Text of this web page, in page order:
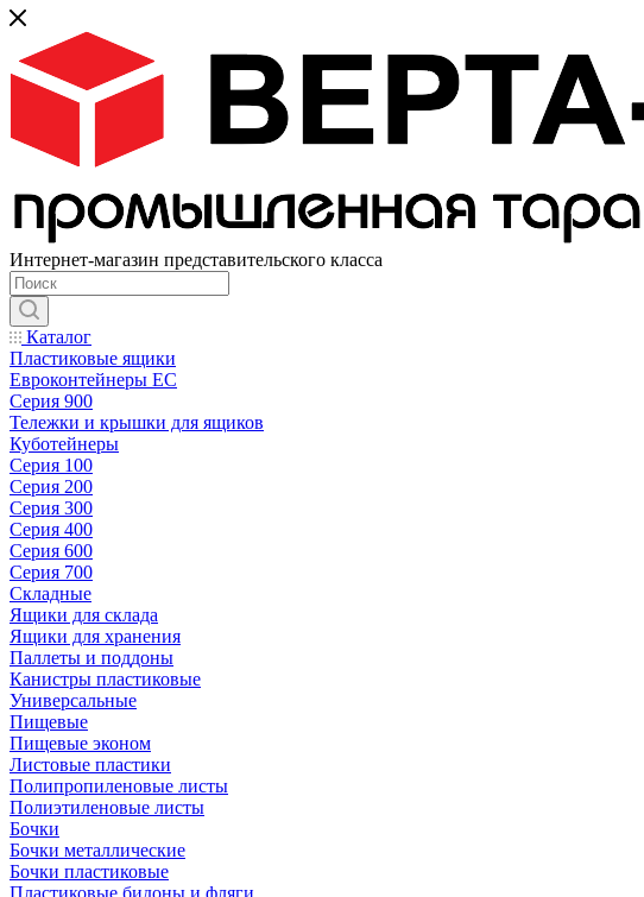
Интернет-магазин представительского класса
Каталог
Пластиковые ящики
Евроконтейнеры ЕС
Серия 900
Тележки и крышки для ящиков
Куботейнеры
Серия 100
Серия 200
Серия 300
Серия 400
Серия 600
Серия 700
Складные
Ящики для склада
Ящики для хранения
Паллеты и поддоны
Канистры пластиковые
Универсальные
Пищевые
Пищевые эконом
Листовые пластики
Полипропиленовые листы
Полиэтиленовые листы
Бочки
Бочки металлические
Бочки пластиковые
Пластиковые бидоны и фляги